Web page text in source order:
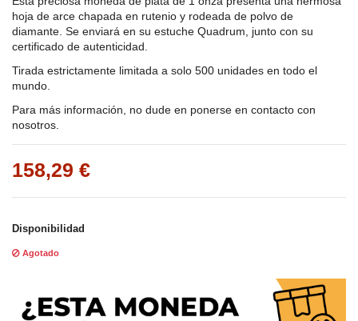
hoja de arce chapada en rutenio y rodeada de polvo de
diamante. Se enviará en su estuche Quadrum, junto con su
certificado de autenticidad.
Tirada estrictamente limitada a solo 500 unidades en todo el
mundo.
Para más información, no dude en ponerse en contacto con
nosotros.
158,29 €
Disponibilidad
Agotado